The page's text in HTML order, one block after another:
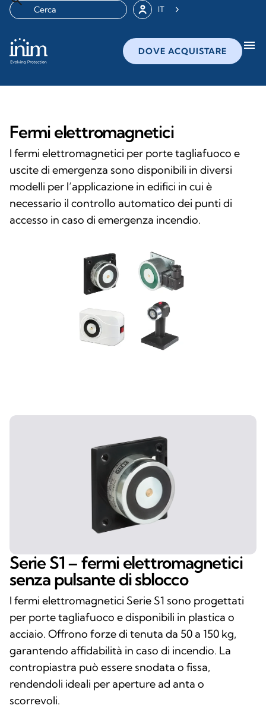
IT
DOVE ACQUISTARE menu
Fermi elettromagnetici
I fermi elettromagnetici per porte tagliafuoco e
uscite di emergenza sono disponibili in diversi
modelli per l’applicazione in edifici in cui è
necessario il controllo automatico dei punti di
accesso in caso di emergenza incendio.
Serie S1 – fermi elettromagnetici
senza pulsante di sblocco
I fermi elettromagnetici Serie S1 sono progettati
per porte tagliafuoco e disponibili in plastica o
acciaio. Offrono forze di tenuta da 50 a 150 kg,
garantendo affidabilità in caso di incendio. La
contropiastra può essere snodata o fissa,
rendendoli ideali per aperture ad anta o
scorrevoli.